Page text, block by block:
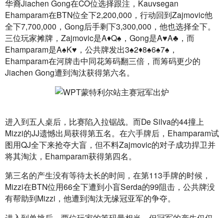
华裔Jiachen Gong在CO位选择跟注，Kauvsegan
Ehamparam在BTN位全下2,200,000，行动回到Zajmovic他
全下7,700,000，Gong后手剩下3,300,000，他也选择全下。
三位玩家摊牌，Zajmovic是A♦Q♠，Gong是A♥A♣，而
Ehamparam是A♠K♥，公共牌发出3♠2♦8♠6♠7♠，
Ehamparam在河牌击中同花筹码翻三倍，而筹码更少的
Jiachen Gong遭到淘汰获得第六名。
进入到五人桌后，比赛陷入拉锯战。而De Silva的44撞上
Mizzi的JJ遗憾出局获得第五名。在六手牌后，Ehamparam试
图用QJ全下来抢夺大盲，但不料Zajmovic的对子成功捍卫并
将其淘汰，Ehamparam获得第四名。
第三名的产生没有等待太长的时间，在第113手牌的时候，
Mizzi在BTN位用66全下遭到小盲Serda的99阻击，公共牌没
有帮助到Mizzi，他遭到淘汰无缘冠亚军的争夺。